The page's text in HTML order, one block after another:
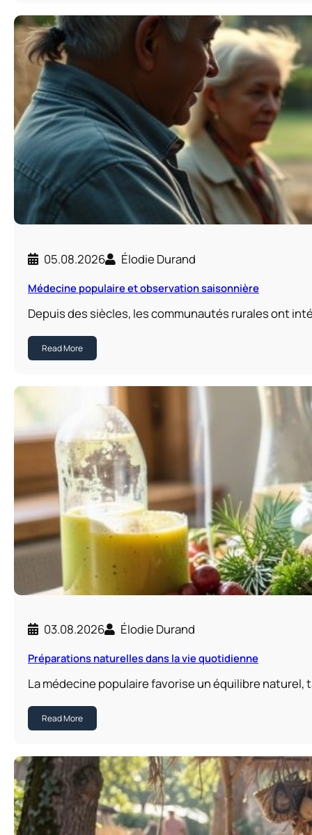
05.08.2026 Élodie Durand
Médecine populaire et observation saisonnière
Depuis des siècles, les communautés rurales ont
Read More
03.08.2026 Élodie Durand
Préparations naturelles dans la vie quotidienne
La médecine populaire favorise un équilibre naturel,
Read More